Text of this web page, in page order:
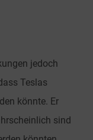
jedoch
Teslas
könnte. Er
sind